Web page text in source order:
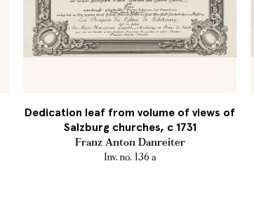
Dedication leaf from volume of views of
Salzburg churches, c 1731
Franz Anton Danreiter
Inv. no. 136 a